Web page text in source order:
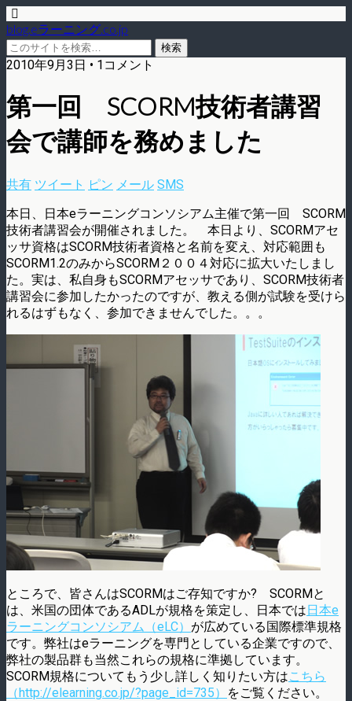
blog.eラーニング.co.jp
2010年9月3日 • 1コメント
第一回 SCORM技術者講習
会で講師を務めました
共有 ツイート ピン メール SMS
本日、日本eラーニングコンソシアム主催で第一回 SCORM
技術者講習会が開催されました。 本日より、SCORMアセ
ッサ資格はSCORM技術者資格と名前を変え、対応範囲も
SCORM1.2のみからSCORM２００４対応に拡大いたしまし
た。実は、私自身もSCORMアセッサであり、SCORM技術者
講習会に参加したかったのですが、教える側が試験を受けら
れるはずもなく、参加できませんでした。。。
ところで、皆さんはSCORMはご存知ですか? SCORMと
は、米国の団体であるADLが規格を策定し、日本では日本e
ラーニングコンソシアム（eLC） が広めている国際標準規格
です。弊社はeラーニングを専門としている企業ですので、
弊社の製品群も当然これらの規格に準拠しています。
SCORM規格についてもう少し詳しく知りたい方はこちら
（http://elearning.co.jp/?page_id=735）
をご覧ください。